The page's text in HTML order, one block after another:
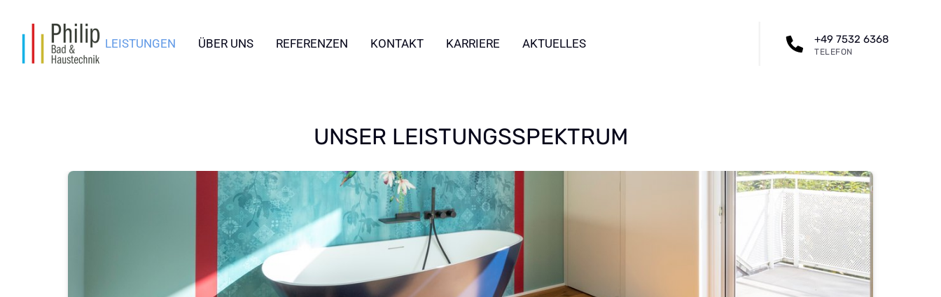
LEISTUNGEN ÜBER UNS REFERENZEN KONTAKT KARRIERE AKTUELLES +49 7532 6368
TELEFON
UNSER LEISTUNGSSPEKTRUM